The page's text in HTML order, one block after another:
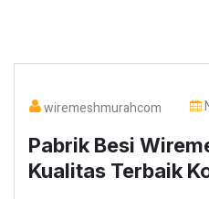
wiremeshmurahcom
Pabrik Besi
Kualitas Terbaik